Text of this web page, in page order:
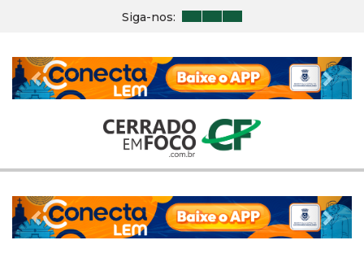
Siga-nos:
Previous Next
Previous Next